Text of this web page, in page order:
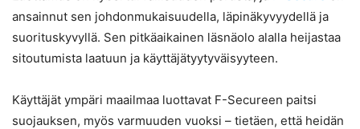
ansainnut sen johdonmukaisuudella, läpinäkyvyydellä ja
suorituskyvyllä. Sen pitkäaikainen läsnäolo alalla heijastaa
sitoutumista laatuun ja käyttäjätyytyväisyyteen.
Käyttäjät ympäri maailmaa luottavat F-Secureen paitsi
suojauksen, myös varmuuden vuoksi – tietäen, että heidän